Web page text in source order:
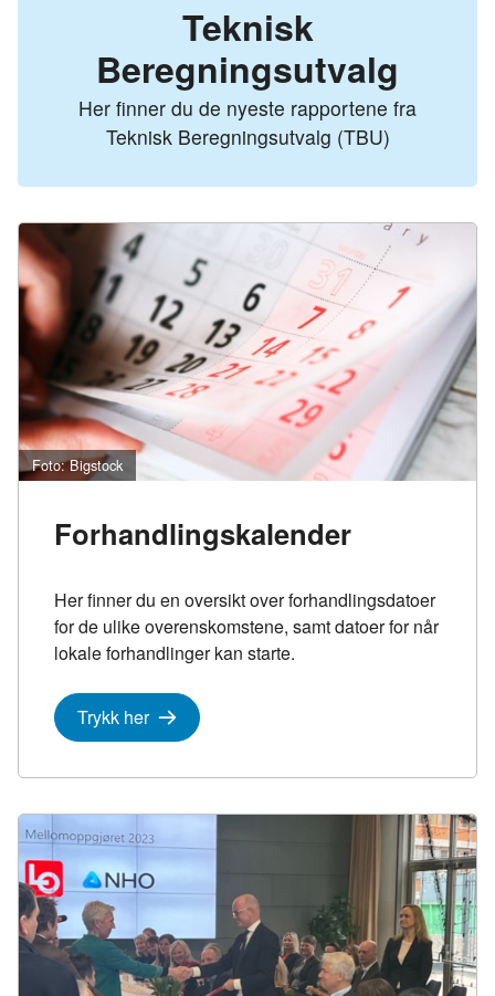
Teknisk
Beregningsutvalg
Her finner du de nyeste rapportene fra
Teknisk Beregningsutvalg (TBU)
Foto: Bigstock
Forhandlingskalender
Her finner du en oversikt over forhandlingsdatoer
for de ulike overenskomstene, samt datoer for når
lokale forhandlinger kan starte.
Trykk her